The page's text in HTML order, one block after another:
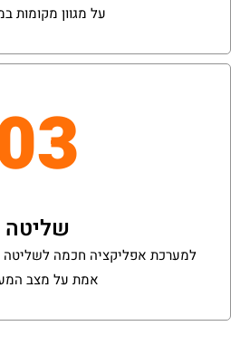
על מגוון מקומות
שליטה
למערכת אפליקציה חכמה לשליטה
אמת על מצב